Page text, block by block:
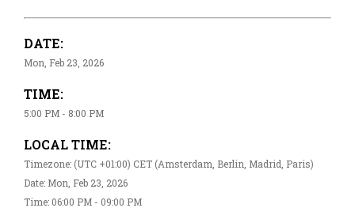
DATE:
Mon, Feb 23, 2026
TIME:
5:00 PM - 8:00 PM
LOCAL TIME:
Timezone: (UTC +01:00) CET (Amsterdam, Berlin, Madrid, Paris)
Date: Mon, Feb 23, 2026
Time: 06:00 PM - 09:00 PM